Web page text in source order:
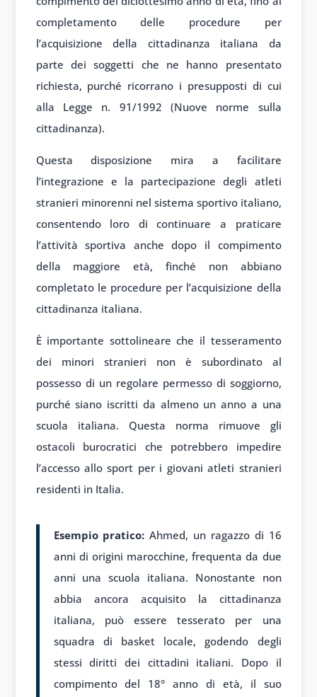
completamento delle procedure per
l’acquisizione della cittadinanza italiana da
parte dei soggetti che ne hanno presentato
richiesta, purché ricorrano i presupposti di cui
alla Legge n. 91/1992 (Nuove norme sulla
cittadinanza).
Questa disposizione mira a facilitare
l’integrazione e la partecipazione degli atleti
stranieri minorenni nel sistema sportivo italiano,
consentendo loro di continuare a praticare
l’attività sportiva anche dopo il compimento
della maggiore età, finché non abbiano
completato le procedure per l’acquisizione della
cittadinanza italiana.
È importante sottolineare che il tesseramento
dei minori stranieri non è subordinato al
possesso di un regolare permesso di soggiorno,
purché siano iscritti da almeno un anno a una
scuola italiana. Questa norma rimuove gli
ostacoli burocratici che potrebbero impedire
l’accesso allo sport per i giovani atleti stranieri
residenti in Italia.
Esempio pratico: Ahmed, un ragazzo di 16
anni di origini marocchine, frequenta da due
anni una scuola italiana. Nonostante non
abbia ancora acquisito la cittadinanza
italiana, può essere tesserato per una
squadra di basket locale, godendo degli
stessi diritti dei cittadini italiani. Dopo il
compimento del 18° anno di età, il suo